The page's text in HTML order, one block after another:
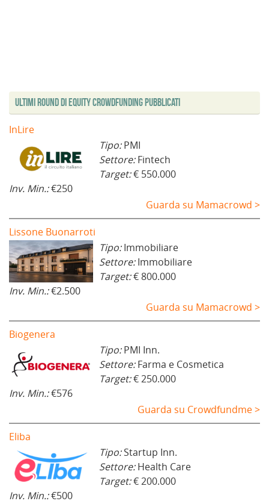
Ultimi Round di Equity Crowdfunding Pubblicati
InLire
Tipo:PMI
Settore:Fintech
Target:€ 550.000
Inv. Min.:€250
Guarda su Mamacrowd >
Lissone Buonarroti
Tipo:Immobiliare
Settore:Immobiliare
Target:€ 800.000
Inv. Min.:€2.500
Guarda su Mamacrowd >
Biogenera
Tipo:PMI Inn.
Settore:Farma e Cosmetica
Target:€ 250.000
Inv. Min.:€576
Guarda su Crowdfundme >
Eliba
Tipo:Startup Inn.
Settore:Health Care
Target:€ 200.000
Inv. Min.:€500